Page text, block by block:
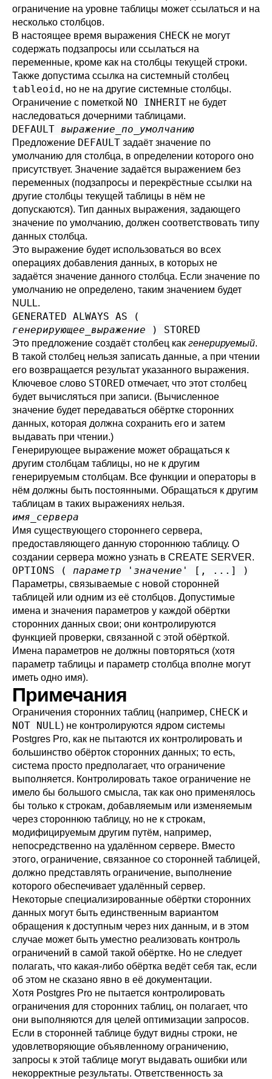
ограничение на уровне таблицы может ссылаться и на
несколько столбцов.
В настоящее время выражения CHECK не могут
содержать подзапросы или ссылаться на
переменные, кроме как на столбцы текущей строки.
Также допустима ссылка на системный столбец
tableoid, но не на другие системные столбцы.
Ограничение с пометкой NO INHERIT не будет
наследоваться дочерними таблицами.
DEFAULT выражение_по_умолчанию
Предложение DEFAULT задаёт значение по
умолчанию для столбца, в определении которого оно
присутствует. Значение задаётся выражением без
переменных (подзапросы и перекрёстные ссылки на
другие столбцы текущей таблицы в нём не
допускаются). Тип данных выражения, задающего
значение по умолчанию, должен соответствовать типу
данных столбца.
Это выражение будет использоваться во всех
операциях добавления данных, в которых не
задаётся значение данного столбца. Если значение по
умолчанию не определено, таким значением будет
NULL.
GENERATED ALWAYS AS (
генерирующее_выражение ) STORED
Это предложение создаёт столбец как генерируемый.
В такой столбец нельзя записать данные, а при чтении
его возвращается результат указанного выражения.
Ключевое слово STORED отмечает, что этот столбец
будет вычисляться при записи. (Вычисленное
значение будет передаваться обёртке сторонних
данных, которая должна сохранить его и затем
выдавать при чтении.)
Генерирующее выражение может обращаться к
другим столбцам таблицы, но не к другим
генерируемым столбцам. Все функции и операторы в
нём должны быть постоянными. Обращаться к другим
таблицам в таких выражениях нельзя.
имя_сервера
Имя существующего стороннего сервера,
предоставляющего данную стороннюю таблицу. О
создании сервера можно узнать в CREATE SERVER.
OPTIONS ( параметр ' значение ' [, ...] )
Параметры, связываемые с новой сторонней
таблицей или одним из её столбцов. Допустимые
имена и значения параметров у каждой обёртки
сторонних данных свои; они контролируются
функцией проверки, связанной с этой обёрткой.
Имена параметров не должны повторяться (хотя
параметр таблицы и параметр столбца вполне могут
иметь одно имя).
Примечания
Ограничения сторонних таблиц (например, CHECK и
NOT NULL) не контролируются ядром системы
Postgres Pro, как не пытаются их контролировать и
большинство обёрток сторонних данных; то есть,
система просто предполагает, что ограничение
выполняется. Контролировать такое ограничение не
имело бы большого смысла, так как оно применялось
бы только к строкам, добавляемым или изменяемым
через стороннюю таблицу, но не к строкам,
модифицируемым другим путём, например,
непосредственно на удалённом сервере. Вместо
этого, ограничение, связанное со сторонней таблицей,
должно представлять ограничение, выполнение
которого обеспечивает удалённый сервер.
Некоторые специализированные обёртки сторонних
данных могут быть единственным вариантом
обращения к доступным через них данным, и в этом
случае может быть уместно реализовать контроль
ограничений в самой такой обёртке. Но не следует
полагать, что какая-либо обёртка ведёт себя так, если
об этом не сказано явно в её документации.
Хотя Postgres Pro не пытается контролировать
ограничения для сторонних таблиц, он полагает, что
они выполняются для целей оптимизации запросов.
Если в сторонней таблице будут видны строки, не
удовлетворяющие объявленному ограничению,
запросы к этой таблице могут выдавать ошибки или
некорректные результаты. Ответственность за